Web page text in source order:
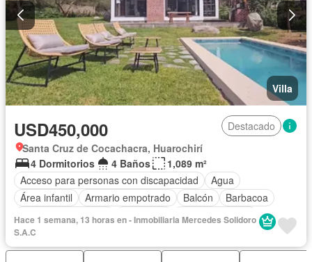
Villa
USD450,000
Destacado
Santa Cruz de Cocachacra, Huarochirí
4 Dormitorios
4 Baños
1,089 m²
Acceso para personas con discapacidad
Agua
Área infantil
Armario empotrado Balcón
Barbacoa
Caseta de vigilancia
Chimenea
Tanque de agua
Cocina equipada
Jardín
Patio
Piscina Seguridad Terraza
Vista panorámica
Hace 1 semana, 13 horas en - Inmobiliaria Mercedes Solidoro
S.A.C